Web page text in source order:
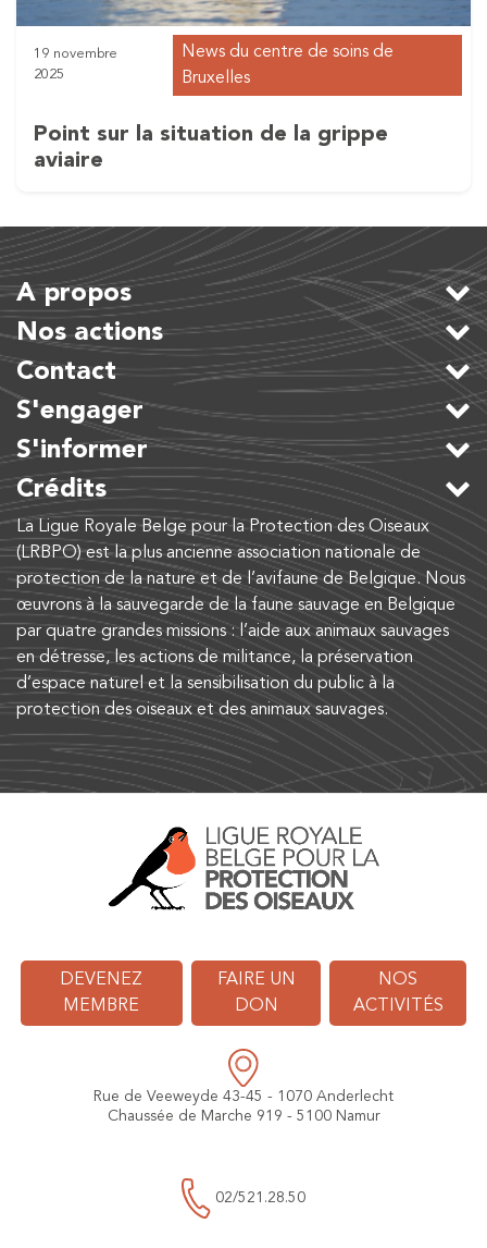
19 novembre
2025
News du centre de soins de
Bruxelles
Point sur la situation de la grippe
aviaire
A propos
Nos actions
Contact
S'engager
S'informer
Crédits
La Ligue Royale Belge pour la Protection des Oiseaux
(LRBPO) est la plus ancienne association nationale de
protection de la nature et de l’avifaune de Belgique. Nous
œuvrons à la sauvegarde de la faune sauvage en Belgique
par quatre grandes missions : l’aide aux animaux sauvages
en détresse, les actions de militance, la préservation
d’espace naturel et la sensibilisation du public à la
protection des oiseaux et des animaux sauvages.
DEVENEZ
MEMBRE
FAIRE UN
DON
NOS
ACTIVITÉS
Rue de Veeweyde 43-45 - 1070 Anderlecht
Chaussée de Marche 919 - 5100 Namur
02/521.28.50